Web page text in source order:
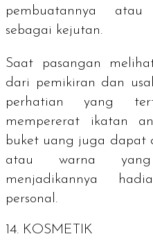
pembuatannya
sebagai kejutan.
Saat pasangan
dari pemikiran dan
perhatian yang
mempererat ikatan
buket uang juga dapat
atau warna yang
menjadikannya
personal.
14. KOSMETIK